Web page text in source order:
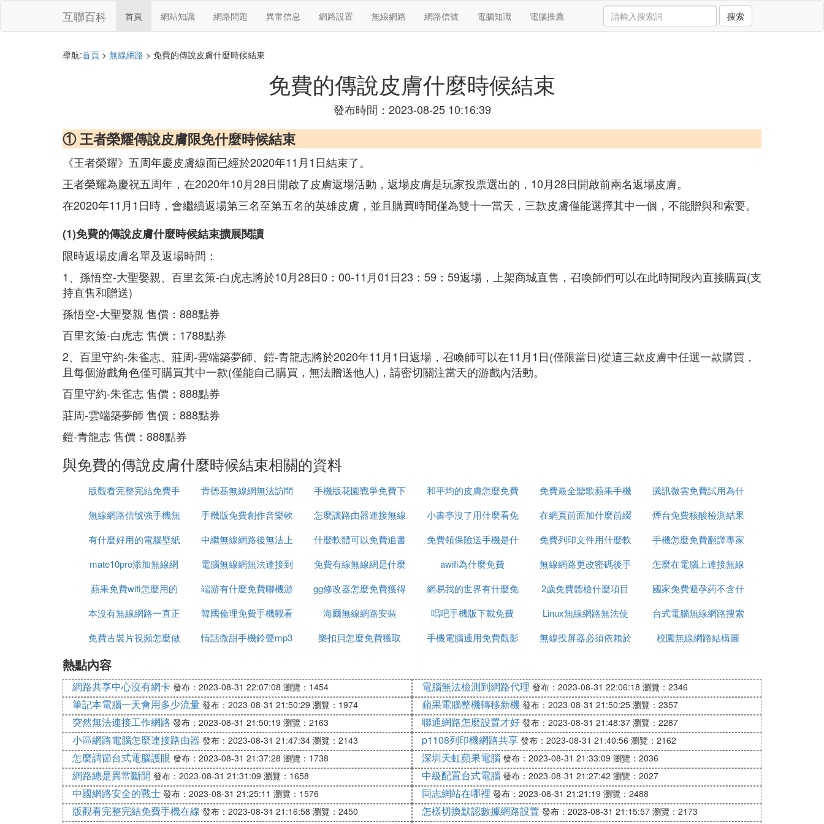
互聯百科 首頁 網站知識 網路問題 異常信息 網路設置 無線網路 網路信號 電腦知識 電腦推薦 搜索
導航:首頁 > 無線網路 > 免費的傳說皮膚什麼時候結束
免費的傳說皮膚什麼時候結束
發布時間：2023-08-25 10:16:39
① 王者榮耀傳說皮膚限免什麼時候結束
《王者榮耀》五周年慶皮膚線面已經於2020年11月1日結束了。
王者榮耀為慶祝五周年，在2020年10月28日開啟了皮膚返場活動，返場皮膚是玩家投票選出的，10月28日開啟前兩名返場皮膚。
在2020年11月1日時，會繼續返場第三名至第五名的英雄皮膚，並且購買時間僅為雙十一當天，三款皮膚僅能選擇其中一個，不能贈與和索要。
(1)免費的傳說皮膚什麼時候結束擴展閱讀
限時返場皮膚名單及返場時間：
1、孫悟空-大聖娶親、百里玄策-白虎志將於10月28日0：00-11月01日23：59：59返場，上架商城直售，召喚師們可以在此時間段內直接購買(支
持直售和贈送)
孫悟空-大聖娶親 售價：888點券
百里玄策-白虎志 售價：1788點券
2、百里守約-朱雀志、莊周-雲端築夢師、鎧-青龍志將於2020年11月1日返場，召喚師可以在11月1日(僅限當日)從這三款皮膚中任選一款購買，
且每個游戲角色僅可購買其中一款(僅能自己購買，無法贈送他人)，請密切關注當天的游戲內活動。
百里守約-朱雀志 售價：888點券
莊周-雲端築夢師 售價：888點券
鎧-青龍志 售價：888點券
與免費的傳說皮膚什麼時候結束相關的資料
版觀看完整完結免費手
機在線
肯德基無線網無法訪問
網路
手機版花園戰爭免費下
載視頻
和平均的皮膚怎麼免費
領取
免費最全聽歌蘋果手機
app推薦
騰訊微雲免費試用為什
麼扣費
無線網路信號強手機無
法連接
手機版免費創作音樂軟
體
怎麼讓路由器連接無線
網路連接
小書亭沒了用什麼看免
費書
在網頁前面加什麼前綴
才能免費看
煙台免費核酸檢測結果
怎麼查詢
有什麼好用的電腦壁紙
免費
中繼無線網路後無法上
網
什麼軟體可以免費追書
免費領保險送手機是什
麼啊
免費列印文件用什麼軟
體
手機怎麼免費翻譯專家
mate10pro添加無線網
路
電腦無線網無法連接到
這個網路是什麼原因
免費有線無線網是什麼
意思
awifi為什麼免費
無線網路更改密碼後手
機連接不上
怎麼在電腦上連接無線
網路密碼
蘋果免費wifi怎麼用的
軟體
端游有什麼免費聯機游
戲好玩
gg修改器怎麼免費獲得
腳本
網易我的世界有什麼免
費槍械模組
2歲免費體檢什麼項目
國家免費避孕葯不含什
麼
本沒有無線網路一直正
在識別
韓國倫理免費手機觀看 海爾無線網路安裝 唱吧手機版下載免費
Linux無線網路無法使
用
台式電腦無線網路搜索
不到網路
免費古裝片視頻怎麼做
情話微甜手機鈴聲mp3
樂扣貝怎麼免費獲取
手機電腦通用免費觀影
無線投屏器必須依賴於
校園無線網路結構圖
熱點內容
網路共享中心沒有網卡 發布：2023-08-31 22:07:08 瀏覽：1454 電腦無法檢測到網路代理 發布：2023-08-31 22:06:18 瀏覽：2346
筆記本電腦一天會用多少流量 發布：2023-08-31 21:50:29 瀏覽：1974 蘋果電腦整機轉移新機 發布：2023-08-31 21:50:25 瀏覽：2357
突然無法連接工作網路 發布：2023-08-31 21:50:19 瀏覽：2163 聯通網路怎麼設置才好 發布：2023-08-31 21:48:37 瀏覽：2287
小區網路電腦怎麼連接路由器 發布：2023-08-31 21:47:34 瀏覽：2143 p1108列印機網路共享 發布：2023-08-31 21:40:56 瀏覽：2162
怎麼調節台式電腦護眼 發布：2023-08-31 21:37:28 瀏覽：1738 深圳天虹蘋果電腦 發布：2023-08-31 21:33:09 瀏覽：2036
網路總是異常斷開 發布：2023-08-31 21:31:09 瀏覽：1658 中級配置台式電腦 發布：2023-08-31 21:27:42 瀏覽：2027
中國網路安全的戰士 發布：2023-08-31 21:25:11 瀏覽：1576 同志網站在哪裡 發布：2023-08-31 21:21:19 瀏覽：2488
版觀看完整完結免費手機在線 發布：2023-08-31 21:16:58 瀏覽：2450 怎樣切換默認數據網路設置 發布：2023-08-31 21:15:57 瀏覽：2173